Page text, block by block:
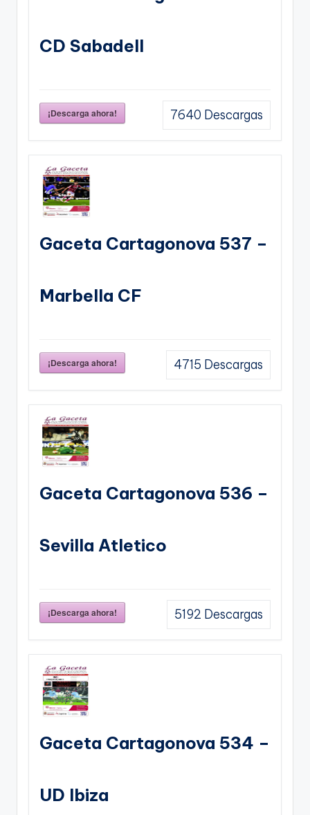
CD Sabadell
¡Descarga ahora! 7640 Descargas
Gaceta Cartagonova 537 –
Marbella CF
¡Descarga ahora! 4715 Descargas
Gaceta Cartagonova 536 –
Sevilla Atletico
¡Descarga ahora! 5192 Descargas
Gaceta Cartagonova 534 –
UD Ibiza